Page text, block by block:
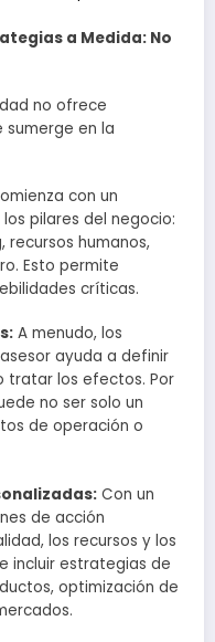
a Medida: No
no ofrece
sumerge en la
con un
pilares del negocio:
recursos humanos,
Esto permite
críticas.
A menudo, los
ayuda a definir
tratar los efectos. Por
no ser solo un
de operación o
Con un
de acción
los recursos y los
incluir estrategias de
optimización de